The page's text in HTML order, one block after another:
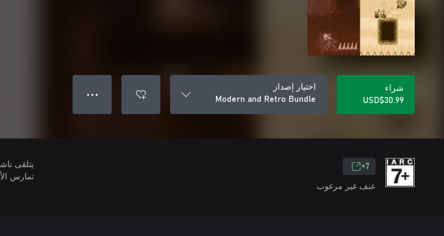
شراء
USD$30.99
اختيار إصدار
Modern and Retro Bundle
● ● ●
7+
عنف غير مرغوب
تمارس